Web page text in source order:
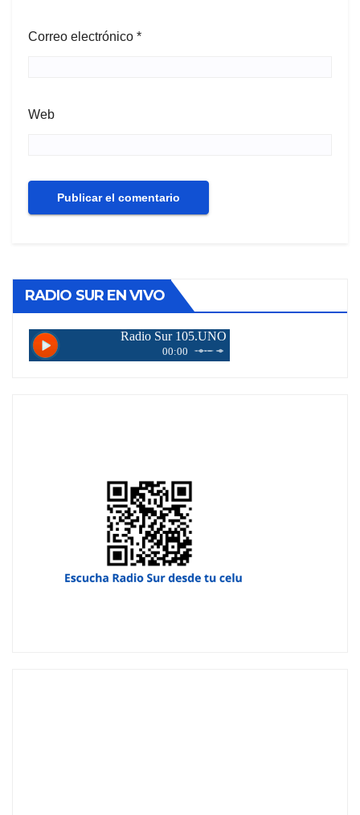
Correo electrónico *
Web
RADIO SUR EN VIVO